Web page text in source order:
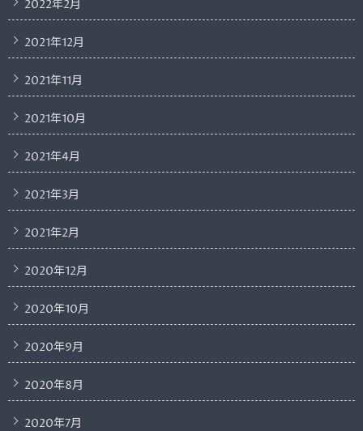
2022年2月
2021年12月
2021年11月
2021年10月
2021年4月
2021年3月
2021年2月
2020年12月
2020年10月
2020年9月
2020年8月
2020年7月